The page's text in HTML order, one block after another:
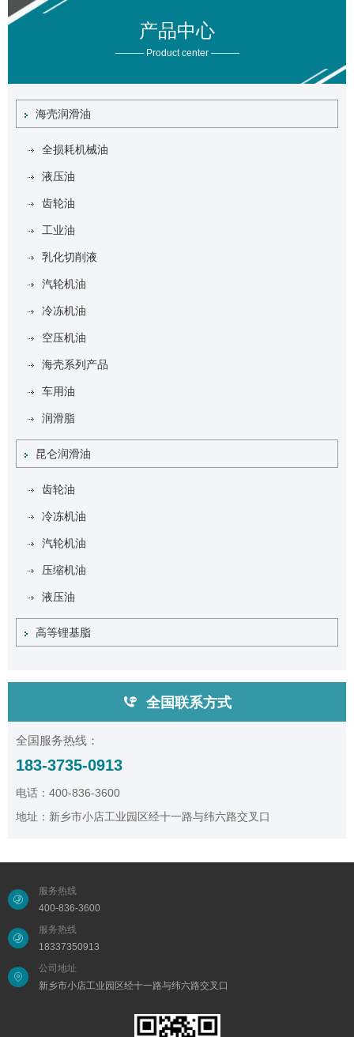
产品中心
——— Product center ———
海壳润滑油
全损耗机械油
液压油
齿轮油
工业油
乳化切削液
汽轮机油
冷冻机油
空压机油
海壳系列产品
车用油
润滑脂
昆仑润滑油
齿轮油
冷冻机油
汽轮机油
压缩机油
液压油
高等锂基脂
全国联系方式
全国服务热线：
183-3735-0913
电话：400-836-3600
地址：新乡市小店工业园区经十一路与纬六路交叉口
服务热线
400-836-3600
服务热线
18337350913
公司地址
新乡市小店工业园区经十一路与纬六路交叉口